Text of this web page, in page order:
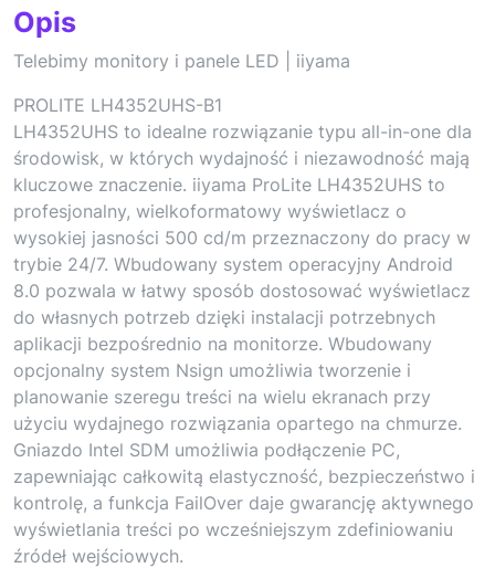
Opis
Telebimy monitory i panele LED | iiyama
PROLITE LH4352UHS-B1
LH4352UHS to idealne rozwiązanie typu all-in-one dla
środowisk, w których wydajność i niezawodność mają
kluczowe znaczenie. iiyama ProLite LH4352UHS to
profesjonalny, wielkoformatowy wyświetlacz o
wysokiej jasności 500 cd/m przeznaczony do pracy w
trybie 24/7. Wbudowany system operacyjny Android
8.0 pozwala w łatwy sposób dostosować wyświetlacz
do własnych potrzeb dzięki instalacji potrzebnych
aplikacji bezpośrednio na monitorze. Wbudowany
opcjonalny system Nsign umożliwia tworzenie i
planowanie szeregu treści na wielu ekranach przy
użyciu wydajnego rozwiązania opartego na chmurze.
Gniazdo Intel SDM umożliwia podłączenie PC,
zapewniając całkowitą elastyczność, bezpieczeństwo i
kontrolę, a funkcja FailOver daje gwarancję aktywnego
wyświetlania treści po wcześniejszym zdefiniowaniu
źródeł wejściowych.